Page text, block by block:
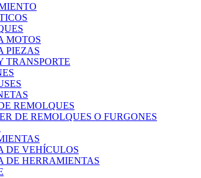
MOTOS
PIEZAS
TRANSPORTE
REMOLQUES
DE REMOLQUES O FURGONES
DE VEHÍCULOS
DE HERRAMIENTAS